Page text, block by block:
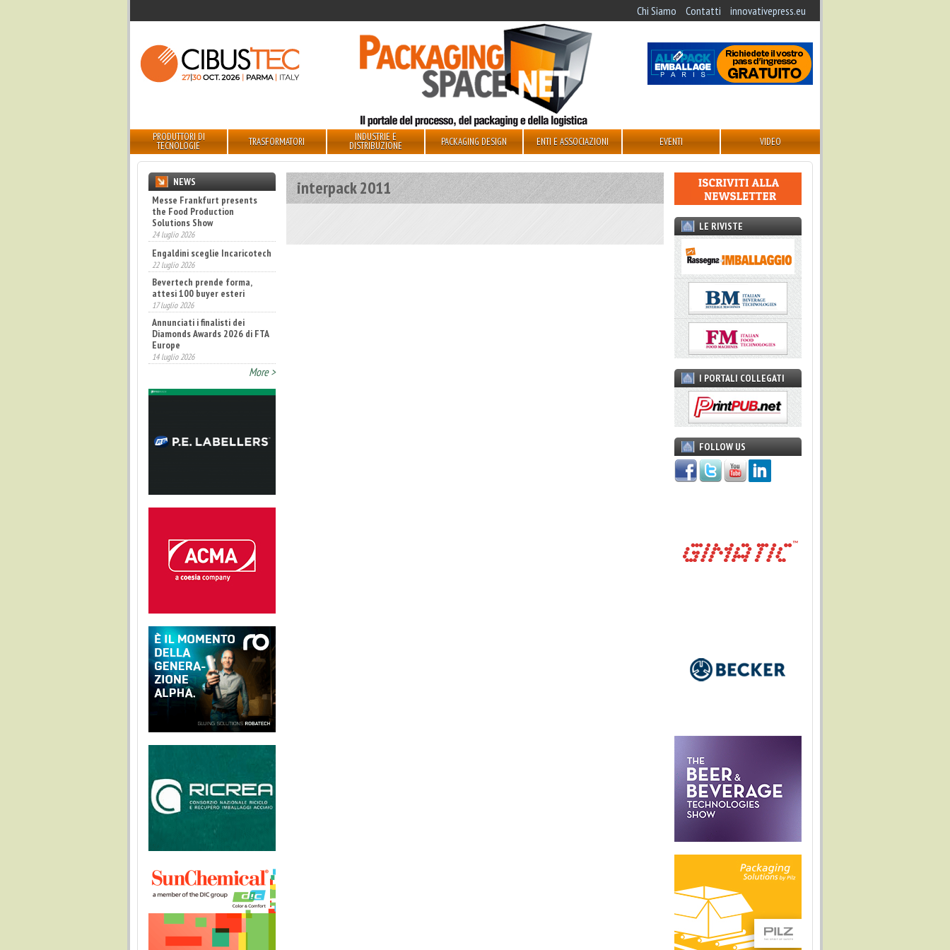
Chi Siamo Contatti innovativepress.eu
PRODUTTORI DI
TECNOLOGIE TRASFORMATORI INDUSTRIE E
DISTRIBUZIONE PACKAGING DESIGN ENTI E ASSOCIAZIONI EVENTI VIDEO
interpack 2011
NEWS
Messe Frankfurt presents
the Food Production
Solutions Show
24 luglio 2026
Engaldini sceglie Incaricotech
22 luglio 2026
Bevertech prende forma,
attesi 100 buyer esteri
17 luglio 2026
Annunciati i finalisti dei
Diamonds Awards 2026 di FTA
Europe
14 luglio 2026
More >
LE RIVISTE
I PORTALI COLLEGATI
FOLLOW US